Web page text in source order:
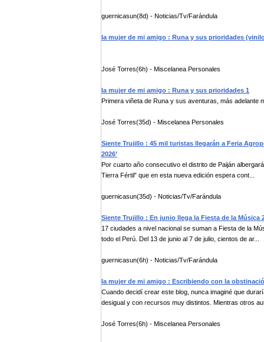
guernicasun(8d) - Noticias/Tv/Farándula
la mujer de mi amigo : Runa y sus prioridades
José Torres(6h) - Miscelanea Personales
la mujer de mi amigo : Runa y sus prioridades 1
Primera viñeta de Runa y sus aventuras, más adelante
José Torres(35d) - Miscelanea Personales
Siente Trujillo : 45 mil turistas llegarán a Feria
2026’
Por cuarto año consecutivo el distrito de Paiján
Tierra Fértil” que en esta nueva edición espera cont...
guernicasun(35d) - Noticias/Tv/Farándula
Siente Trujillo : En junio llega la Fiesta de la Música
17 ciudades a nivel nacional se suman a Fiesta de la
todo el Perú. Del 13 de junio al 7 de julio, cientos de ar...
guernicasun(6h) - Noticias/Tv/Farándula
la mujer de mi amigo : Escribiendo con la
Cuando decidí crear este blog, nunca imaginé que
desigual y con recursos muy distintos. Mientras otros
José Torres(6h) - Miscelanea Personales